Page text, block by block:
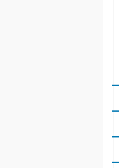
BAR